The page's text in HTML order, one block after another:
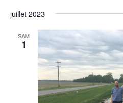
juillet 2023
SAM
1